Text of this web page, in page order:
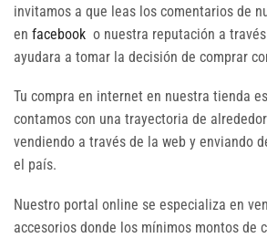
invitamos a que leas los comentarios de
en facebook o nuestra reputación a
ayudara a tomar la decisión de comprar
Tu compra en internet en nuestra tienda
contamos con una trayectoria de
vendiendo a través de la web y enviando
el país.
Nuestro portal online se especializa en
accesorios donde los mínimos montos de